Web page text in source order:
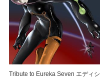
Tribute to Eureka Seven エディシ